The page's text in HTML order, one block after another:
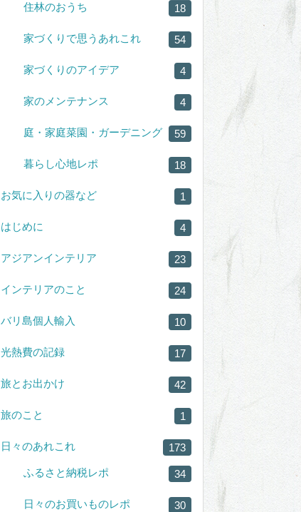
住林のおうち 18
家づくりで思うあれこれ 54
家づくりのアイデア 4
家のメンテナンス 4
庭・家庭菜園・ガーデニング 59
暮らし心地レポ 18
お気に入りの器など 1
はじめに 4
アジアンインテリア 23
インテリアのこと 24
バリ島個人輸入 10
光熱費の記録 17
旅とお出かけ 42
旅のこと 1
日々のあれこれ 173
ふるさと納税レポ 34
日々のお買いものレポ 30